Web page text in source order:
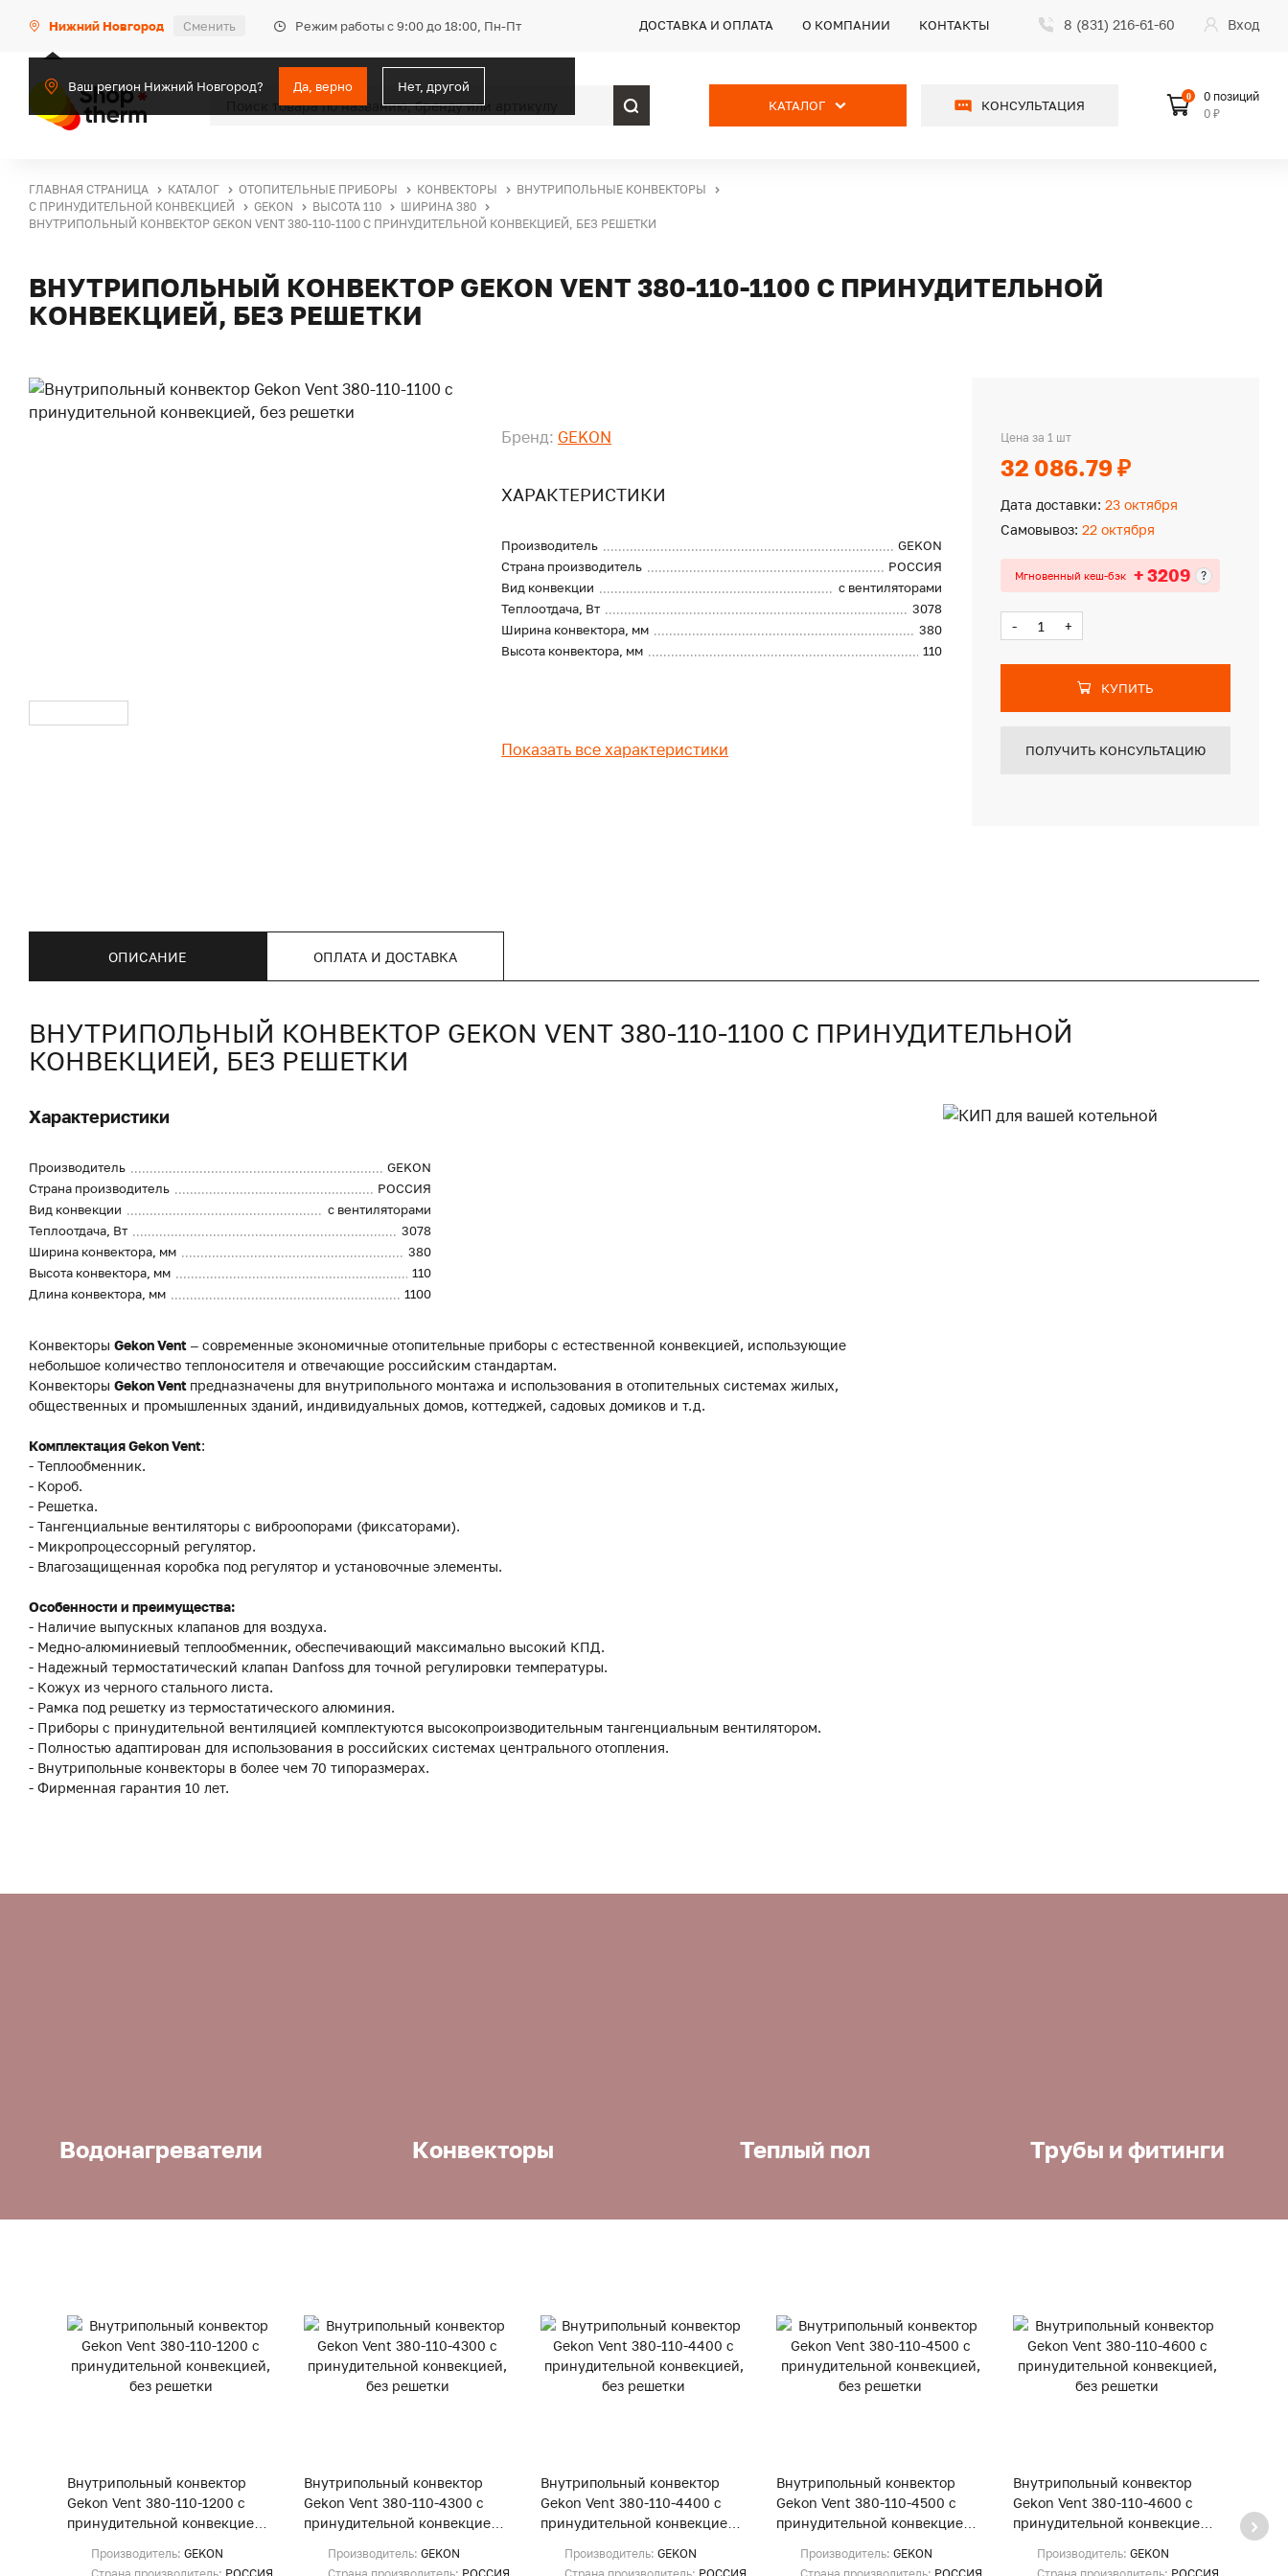
Нижний Новгород Сменить Режим работы с 9:00 до 18:00, Пн-Пт
Ваш регион Нижний Новгород? Да, верно Нет, другой
ДОСТАВКА И ОПЛАТА О КОМПАНИИ КОНТАКТЫ 8 (831) 216-61-60 Вход
КАТАЛОГ КОНСУЛЬТАЦИЯ
0
0 позиций
0 ₽
ГЛАВНАЯ СТРАНИЦА КАТАЛОГ ОТОПИТЕЛЬНЫЕ ПРИБОРЫ КОНВЕКТОРЫ
ВНУТРИПОЛЬНЫЕ КОНВЕКТОРЫ
С ПРИНУДИТЕЛЬНОЙ КОНВЕКЦИЕЙ
GEKON ВЫСОТА 110
ШИРИНА 380
ВНУТРИПОЛЬНЫЙ КОНВЕКТОР GEKON VENT 380-110-1100 С ПРИНУДИТЕЛЬНОЙ КОНВЕКЦИЕЙ, БЕЗ РЕШЕТКИ
ВНУТРИПОЛЬНЫЙ КОНВЕКТОР GEKON VENT 380-110-1100 С ПРИНУДИТЕЛЬНОЙ
КОНВЕКЦИЕЙ, БЕЗ РЕШЕТКИ
Бренд: GEKON
ХАРАКТЕРИСТИКИ
Производитель
GEKON
Страна производитель
РОССИЯ
Вид конвекции
с вентиляторами
Теплоотдача, Вт
3078
Ширина конвектора, мм
380
Высота конвектора, мм
110
Показать все характеристики
Цена за 1 шт
32 086.79 ₽
Дата доставки: 23 октября
Самовывоз: 22 октября
Мгновенный кеш-бэк + 3209 ?
- +
КУПИТЬ
ПОЛУЧИТЬ КОНСУЛЬТАЦИЮ
ОПИСАНИЕ ОПЛАТА И ДОСТАВКА
ВНУТРИПОЛЬНЫЙ КОНВЕКТОР GEKON VENT 380-110-1100 С ПРИНУДИТЕЛЬНОЙ
КОНВЕКЦИЕЙ, БЕЗ РЕШЕТКИ
Характеристики
Производитель
GEKON
Страна производитель
РОССИЯ
Вид конвекции
с вентиляторами
Теплоотдача, Вт
3078
Ширина конвектора, мм
380
Высота конвектора, мм
110
Длина конвектора, мм
1100
Конвекторы Gekon Vent – современные экономичные отопительные приборы с естественной конвекцией, использующие
небольшое количество теплоносителя и отвечающие российским стандартам.
Конвекторы Gekon Vent предназначены для внутрипольного монтажа и использования в отопительных системах жилых,
общественных и промышленных зданий, индивидуальных домов, коттеджей, садовых домиков и т.д.
Комплектация Gekon Vent:
- Теплообменник.
- Короб.
- Решетка.
- Тангенциальные вентиляторы с виброопорами (фиксаторами).
- Микропроцессорный регулятор.
- Влагозащищенная коробка под регулятор и установочные элементы.
Особенности и преимущества:
- Наличие выпускных клапанов для воздуха.
- Медно-алюминиевый теплообменник, обеспечивающий максимально высокий КПД.
- Надежный термостатический клапан Danfoss для точной регулировки температуры.
- Кожух из черного стального листа.
- Рамка под решетку из термостатического алюминия.
- Приборы с принудительной вентиляцией комплектуются высокопроизводительным тангенциальным вентилятором.
- Полностью адаптирован для использования в российских системах центрального отопления.
- Внутрипольные конвекторы в более чем 70 типоразмерах.
- Фирменная гарантия 10 лет.
Водонагреватели Конвекторы Теплый пол Трубы и фитинги
Внутрипольный конвектор
Gekon Vent 380-110-1200 с
принудительной конвекцией,
Производитель: GEKON
Внутрипольный конвектор
Gekon Vent 380-110-4300 с
принудительной конвекцией,
Производитель: GEKON
Внутрипольный конвектор
Gekon Vent 380-110-4400 с
принудительной конвекцией,
Производитель: GEKON
Внутрипольный конвектор
Gekon Vent 380-110-4500 с
принудительной конвекцией,
Производитель:GEKON
Внутрипольный конвектор
Gekon Vent 380-110-4600 с
принудительной конвекцией,
Производитель:GEKON
без